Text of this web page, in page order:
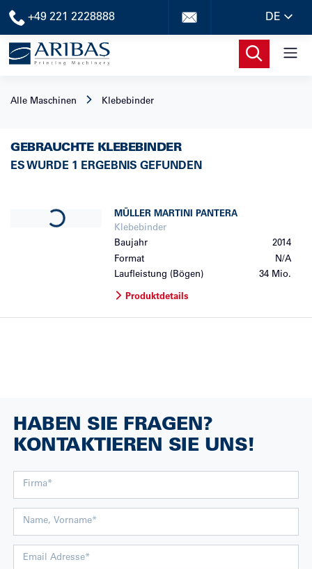
+49 221 2228888 DE
Alle Maschinen Klebebinder
GEBRAUCHTE KLEBEBINDER
ES WURDE 1 ERGEBNIS GEFUNDEN
Loading... MÜLLER MARTINI PANTERA
Klebebinder
Baujahr
2014
Format
N/A
Laufleistung (Bögen)
34 Mio.
Produktdetails
HABEN SIE FRAGEN?
KONTAKTIEREN SIE UNS!